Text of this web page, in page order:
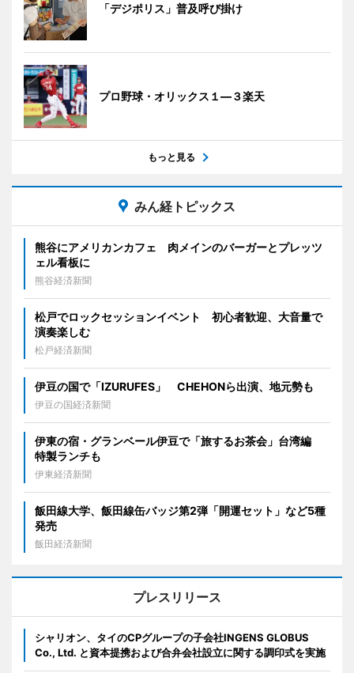
「デジポリス」普及呼び掛け
プロ野球・オリックス１―３楽天
もっと見る
みん経トピックス
熊谷にアメリカンカフェ 肉メインのバーガーとプレッツ
ェル看板に
熊谷経済新聞
松戸でロックセッションイベント 初心者歓迎、大音量で
演奏楽しむ
松戸経済新聞
伊豆の国で「IZURUFES」 CHEHONら出演、地元勢も
伊豆の国経済新聞
伊東の宿・グランベール伊豆で「旅するお茶会」台湾編
特製ランチも
伊東経済新聞
飯田線大学、飯田線缶バッジ第2弾「開運セット」など5種
発売
飯田経済新聞
プレスリリース
シャリオン、タイのCPグループの子会社INGENS GLOBUS
Co., Ltd. と資本提携および合弁会社設立に関する調印式を実施